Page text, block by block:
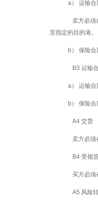
a） 运输合
卖方必须
至指定的目的港。
b） 保险合
B3 运输
a） 运输合
b） 保险合
A4 交货
卖方必须
B4 受领
买方必须
A5 风险